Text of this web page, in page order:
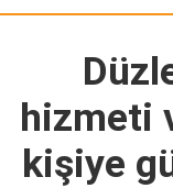
hizmeti
kişiye